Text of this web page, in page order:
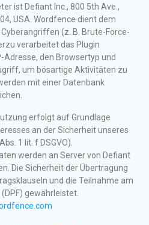
ist Defiant Inc., 800 5th Ave.,
USA. Wordfence dient dem
(z. B. Brute-Force-
verarbeitet das Plugin
Adresse, den Browsertyp und
um bösartige Aktivitäten zu
mit einer Datenbank
erfolgt auf Grundlage
an der Sicherheit unseres
1 lit. f DSGVO).
werden an Server von Defiant
Die Sicherheit der Übertragung
und die Teilnahme am
gewährleistet.